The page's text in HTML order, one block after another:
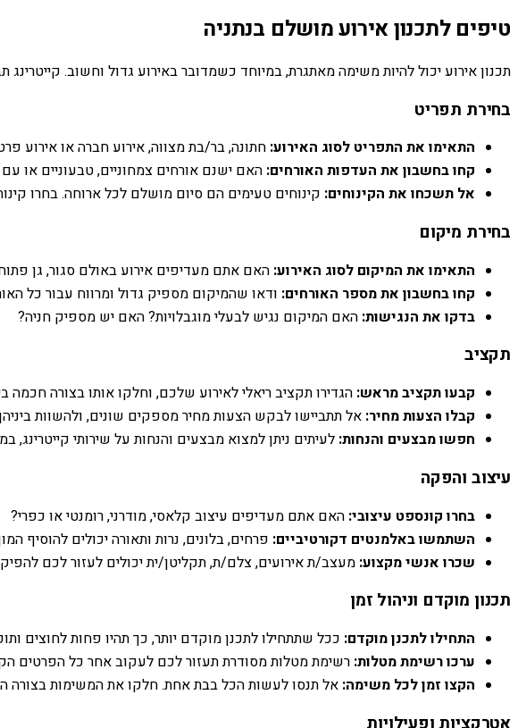
טיפים לתכנון אירוע מושלם בנתניה
תכנון אירוע יכול להיות משימה מאתגרת, במיוחד כשמדובר באירוע גדול וחשוב.
בחירת תפריט
התאימו את התפריט לסוג האירוע: חתונה, בר/בת מצווה, אירוע חברה או אירוע
קחו בחשבון את העדפות האורחים: האם ישנם אורחים צמחוניים, טבעוניים או
אל תשכחו את הקינוחים: קינוחים טעימים הם סיום מושלם לכל ארוחה. בחרו
בחירת מיקום
התאימו את המיקום לסוג האירוע: האם אתם מעדיפים אירוע באולם סגור, גן
קחו בחשבון את מספר האורחים: ודאו שהמיקום מספיק גדול ומרווח עבור כל
בדקו את הנגישות: האם המיקום נגיש לבעלי מוגבלויות? האם יש מספיק חניה?
תקציב
קבעו תקציב מראש: הגדירו תקציב ריאלי לאירוע שלכם, וחלקו אותו בצורה חכמה
קבלו הצעות מחיר: אל תתביישו לבקש הצעות מחיר מספקים שונים, ולהשוות
חפשו מבצעים והנחות: לעיתים ניתן למצוא מבצעים והנחות על שירותי
עיצוב והפקה
בחרו קונספט עיצובי: האם אתם מעדיפים עיצוב קלאסי, מודרני, רומנטי או כפרי?
השתמשו באלמנטים דקורטיביים: פרחים, בלונים, נרות ותאורה יכולים להוסיף
שכרו אנשי מקצוע: מעצב/ת אירועים, צלם/ת, תקליטן/ית יכולים לעזור לכם
תכנון מוקדם וניהול זמן
התחילו לתכנן מוקדם: ככל שתתחילו לתכנן מוקדם יותר, כך תהיו פחות לחוצים
ערכו רשימת מטלות: רשימת מטלות מסודרת תעזור לכם לעקוב אחר כל הפרטים
הקצו זמן לכל משימה: אל תנסו לעשות הכל בבת אחת. חלקו את המשימות בצורה